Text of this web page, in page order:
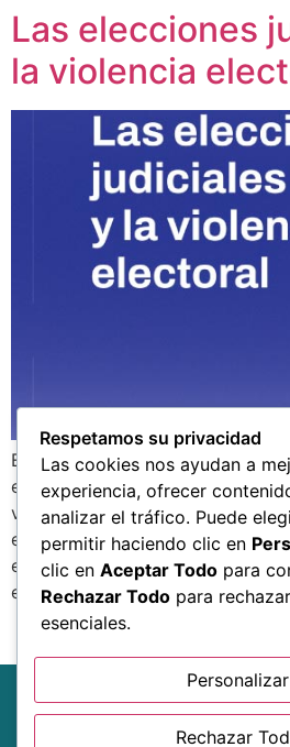
Las elecciones
la violencia
El documento «Las elecciones
electoral México, 2025» analiza
violencia electoral en el contexto
elecciones judiciales en México
electoral es un fenómeno
erosiona la legitimidad de los
Respetamos su privacidad
Las cookies nos ayudan a
experiencia, ofrecer
analizar el tráfico. Puede
permitir haciendo clic en
clic en Aceptar Todo para
Rechazar Todo para
esenciales.
Personalizar
Rechazar